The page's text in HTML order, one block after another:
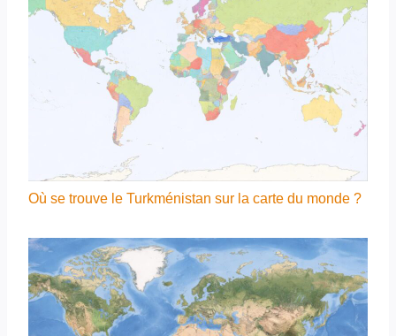
Où se trouve le Turkménistan sur la carte du monde ?